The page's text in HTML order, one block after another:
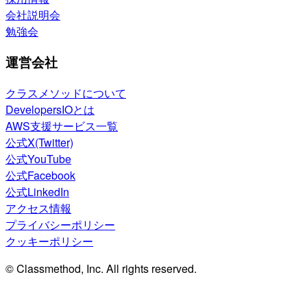
会社説明会
勉強会
運営会社
クラスメソッドについて
DevelopersIOとは
AWS支援サービス一覧
公式X(Twitter)
公式YouTube
公式Facebook
公式LinkedIn
アクセス情報
プライバシーポリシー
クッキーポリシー
© Classmethod, Inc. All rights reserved.